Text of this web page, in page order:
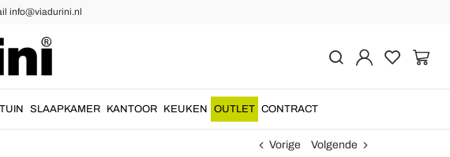
info@viadurini.nl
TUIN SLAAPKAMER KANTOOR KEUKEN OUTLET CONTRACT
Vorige Volgende